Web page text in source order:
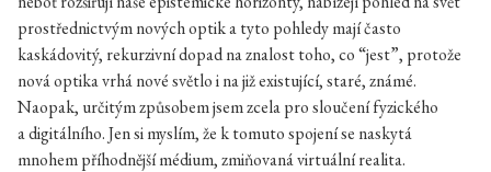
prostřednictvým nových optik a tyto pohledy mají často
kaskádovitý, rekurzivní dopad na znalost toho, co “jest”, protože
nová optika vrhá nové světlo i na již existující, staré, známé.
Naopak, určitým způsobem jsem zcela pro sloučení fyzického
a digitálního. Jen si myslím, že k tomuto spojení se naskytá
mnohem příhodnější médium, zmiňovaná virtuální realita.